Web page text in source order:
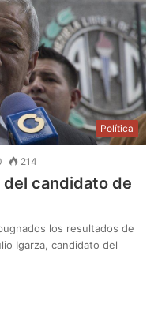
Política
214
candidato de
los resultados de
Igarza, candidato del